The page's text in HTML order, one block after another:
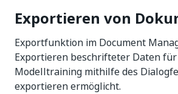
Exportieren von
Exportfunktion im Document
Exportieren beschrifteter Daten für
Modelltraining mithilfe des
exportieren ermöglicht.